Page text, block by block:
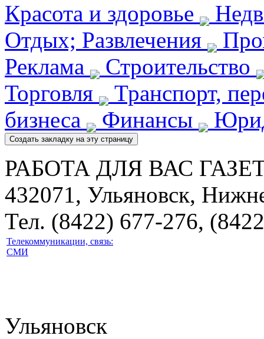
Красота и здоровье
Отдых; Развлечения
Реклама
Строительство
Торговля
Транспорт,
бизнеса
Финансы
РАБОТА ДЛЯ ВАС
432071, Ульяновск,
Тел. (8422) 677-276,
Телекоммуникации, связь:
СМИ
Ульяновск